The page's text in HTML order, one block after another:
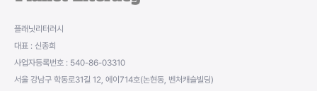
플래닛리터러시
대표 : 신종희
사업자등록번호 : 540-86-03310
서울 강남구 학동로31길 12, 에이714호(논현동, 벤처캐슬빌딩)